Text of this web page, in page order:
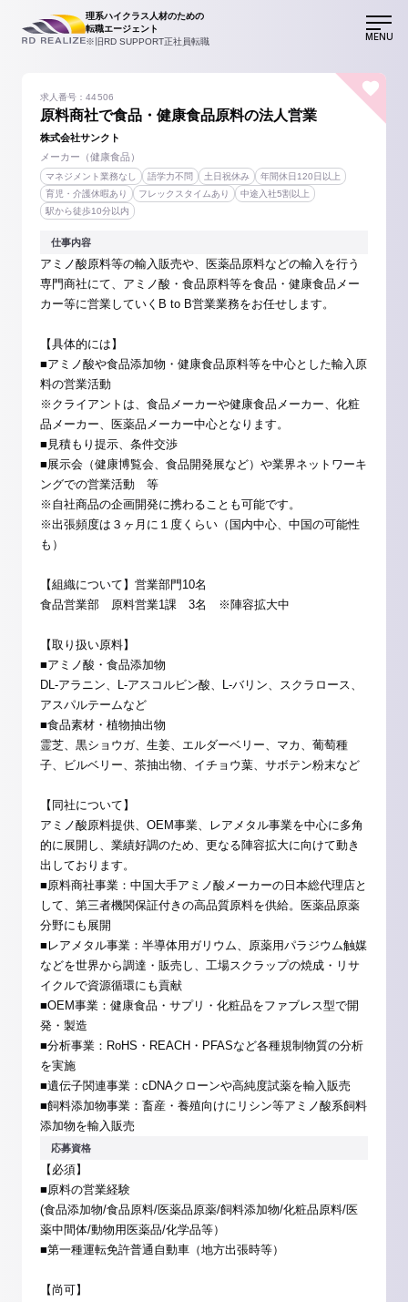
理系ハイクラス人材のための
転職エージェント
※旧RD SUPPORT正社員転職
MENU
原料商社で食品・健康食品原料の法人営業
求人番号：44506
株式会社サンクト
メーカー（健康食品）
マネジメント業務なし 語学力不問 土日祝休み
年間休日120日以上
育児・介護休暇あり
フレックスタイムあり
中途入社5割以上
駅から徒歩10分以内
仕事内容
アミノ酸原料等の輸入販売や、医薬品原料などの輸入を行う
専門商社にて、アミノ酸・食品原料等を食品・健康食品メー
カー等に営業していくB to B営業業務をお任せします。
【具体的には】
■アミノ酸や食品添加物・健康食品原料等を中心とした輸入原
料の営業活動
※クライアントは、食品メーカーや健康食品メーカー、化粧
品メーカー、医薬品メーカー中心となります。
■見積もり提示、条件交渉
■展示会（健康博覧会、食品開発展など）や業界ネットワーキ
ングでの営業活動 等
※自社商品の企画開発に携わることも可能です。
※出張頻度は３ヶ月に１度くらい（国内中心、中国の可能性
も）
【組織について】営業部門10名
食品営業部 原料営業1課 3名 ※陣容拡大中
【取り扱い原料】
■アミノ酸・食品添加物
DL-アラニン、L-アスコルビン酸、L-バリン、スクラロース、
アスパルテームなど
■食品素材・植物抽出物
霊芝、黒ショウガ、生姜、エルダーベリー、マカ、葡萄種
子、ビルベリー、茶抽出物、イチョウ葉、サボテン粉末など
【同社について】
アミノ酸原料提供、OEM事業、レアメタル事業を中心に多角
的に展開し、業績好調のため、更なる陣容拡大に向けて動き
出しております。
■原料商社事業：中国大手アミノ酸メーカーの日本総代理店と
して、第三者機関保証付きの高品質原料を供給。医薬品原薬
分野にも展開
■レアメタル事業：半導体用ガリウム、原薬用パラジウム触媒
などを世界から調達・販売し、工場スクラップの焼成・リサ
イクルで資源循環にも貢献
■OEM事業：健康食品・サプリ・化粧品をファブレス型で開
発・製造
■分析事業：RoHS・REACH・PFASなど各種規制物質の分析
を実施
■遺伝子関連事業：cDNAクローンや高純度試薬を輸入販売
■飼料添加物事業：畜産・養殖向けにリシン等アミノ酸系飼料
添加物を輸入販売
応募資格
【必須】
■原料の営業経験
(食品添加物/食品原料/医薬品原薬/飼料添加物/化粧品原料/医
薬中間体/動物用医薬品/化学品等）
■第一種運転免許普通自動車（地方出張時等）
【尚可】